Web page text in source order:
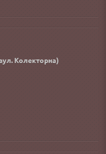
Колекторна)